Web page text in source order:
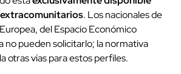
. Los nacionales de
del Espacio Económico
no pueden solicitarlo; la normativa
otras vías para estos perfiles.